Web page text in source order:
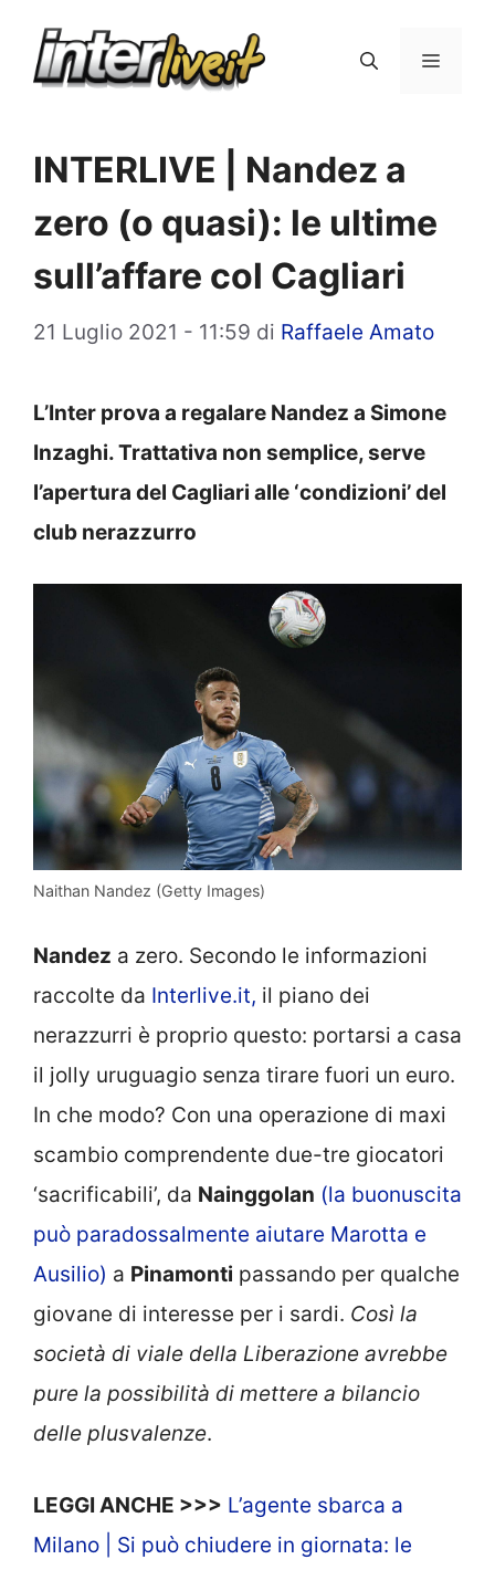
Menu
INTERLIVE | Nandez a
zero (o quasi): le ultime
sull’affare col Cagliari
21 Luglio 2021 - 11:59 di Raffaele Amato
L’Inter prova a regalare Nandez a Simone
Inzaghi. Trattativa non semplice, serve
l’apertura del Cagliari alle ‘condizioni’ del
club nerazzurro
Naithan Nandez (Getty Images)
Nandez a zero. Secondo le informazioni
raccolte da Interlive.it, il piano dei
nerazzurri è proprio questo: portarsi a casa
il jolly uruguagio senza tirare fuori un euro.
In che modo? Con una operazione di maxi
scambio comprendente due-tre giocatori
‘sacrificabili’, da Nainggolan (la buonuscita
può paradossalmente aiutare Marotta e
Ausilio) a Pinamonti passando per qualche
giovane di interesse per i sardi. Così la
società di viale della Liberazione avrebbe
pure la possibilità di mettere a bilancio
delle plusvalenze.
LEGGI ANCHE >>> L’agente sbarca a
Milano | Si può chiudere in giornata: le